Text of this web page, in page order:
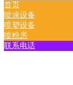
首页
喷涂设备
喷塑设备
喷粉房
联系电话